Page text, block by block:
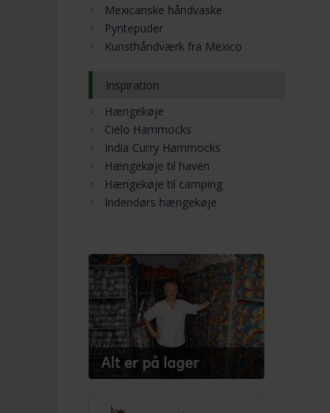
Mexicanske håndvaske
Pyntepuder
Kunsthåndværk fra Mexico
Inspiration
Hængekøje
Cielo Hammocks
India Curry Hammocks
Hængekøje til haven
Hængekøje til camping
Indendørs hængekøje